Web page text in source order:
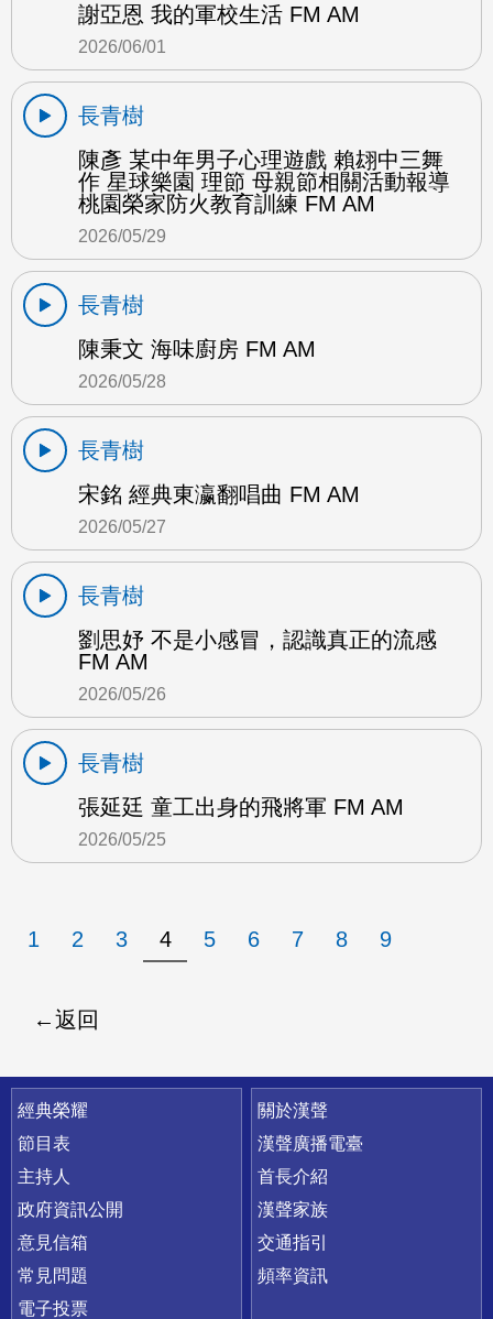
謝亞恩 我的軍校生活 FM AM
2026/06/01
長青樹
陳彥 某中年男子心理遊戲 賴翃中三舞
作 星球樂園 理節 母親節相關活動報導
桃園榮家防火教育訓練 FM AM
2026/05/29
長青樹
陳秉文 海味廚房 FM AM
2026/05/28
長青樹
宋銘 經典東瀛翻唱曲 FM AM
2026/05/27
長青樹
劉思妤 不是小感冒，認識真正的流感
FM AM
2026/05/26
長青樹
張延廷 童工出身的飛將軍 FM AM
2026/05/25
1 2 3 4 5 6 7 8 9
返回
快速連結
經典榮耀
節目表
主持人
政府資訊公開
意見信箱
常見問題
電子投票
關於漢聲
漢聲廣播電臺
首長介紹
漢聲家族
交通指引
頻率資訊